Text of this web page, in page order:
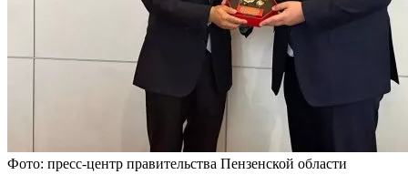
Фото: пресс-центр правительства Пензенской области